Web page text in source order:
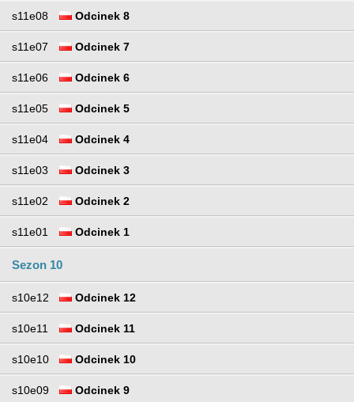
s11e08 Odcinek 8
s11e07 Odcinek 7
s11e06 Odcinek 6
s11e05 Odcinek 5
s11e04 Odcinek 4
s11e03 Odcinek 3
s11e02 Odcinek 2
s11e01 Odcinek 1
Sezon 10
s10e12 Odcinek 12
s10e11 Odcinek 11
s10e10 Odcinek 10
s10e09 Odcinek 9